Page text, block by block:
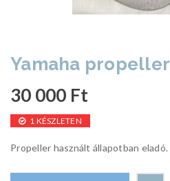
Yamaha propeller
30 000 Ft
1 KÉSZLETEN
Propeller használt állapotban eladó.